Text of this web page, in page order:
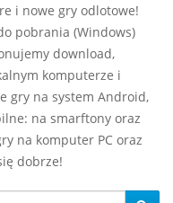
i nowe gry odlotowe!
pobrania (Windows)
download,
komputerze i
gry na system Android,
na smarftony oraz
na komputer PC oraz
dobrze!